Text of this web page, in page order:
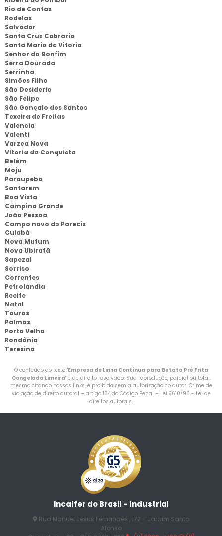
Rio de Contas
Rodelas
Salvador
Santa Cruz Cabraria
Santa Maria da Vitoria
Senhor do Bonfim
Serra Dourada
Serrinha
Simões Filho
São Desiderio
São Felipe
São Gonçalo dos Santos
Texeira de Freitas
Valencia
Valenti
Varzea Nova
Vitoria da Conquista
Belém
Moju
Paraupeba
Santarem
Boa Vista
Campina Grande
João Pessoa
Campo novo do Parecis
Cuiabá
Nova Mutum
Nova Ubiratã
Sapezal
Sorriso
Correntes
Petrolandia
Recife
Natal
Touros
Palmas
Porto Velho
Rondônia
Teresina
O conteúdo do texto "Empresa de Linha Contínua para Batata Pré Frita
Congelada Limeira" é de direito reservado. Sua reprodução, parcial ou total,
mesmo citando nossos links, é proibida sem a autorização do autor. Crime de
violação de direito autoral – artigo 184 do Código Penal – Lei 9610/98 - Lei de
direitos autorais.
Incalfer do Brasil - Industrial
Rua Manuel Jesus Fernandes , 172 - Jardim Santo
Afonso